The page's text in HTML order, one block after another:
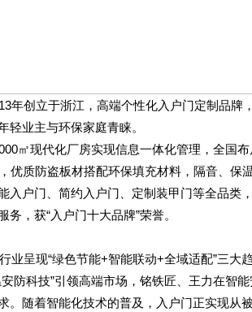
创立于浙江，高端个性化入户门定制品牌
轻业主与环保家庭青睐。
现代化厂房实现信息一体化管理，全国布
优质防盗板材搭配环保填充材料，隔音、
户门、简约入户门、定制装甲门等全品类
务，获“入户门十大品牌”荣誉。
呈现“绿色节能+智能联动+全域适配”三大
安防科技”引领高端市场，铭铁匠、王力在智
。随着智能化技术的普及，入户门正实现从